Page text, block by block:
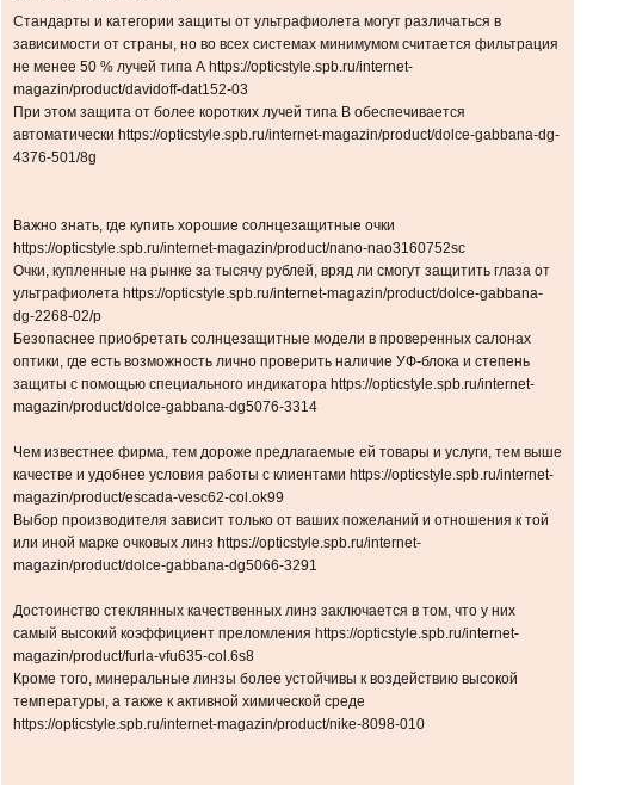
Стандарты и категории защиты от ультрафиолета могут различаться в
зависимости от страны, но во всех системах минимумом считается фильтрация
не менее 50 % лучей типа А https://opticstyle.spb.ru/internet-
magazin/product/davidoff-dat152-03
При этом защита от более коротких лучей типа В обеспечивается
автоматически https://opticstyle.spb.ru/internet-magazin/product/dolce-gabbana-dg-
4376-501/8g
Важно знать, где купить хорошие солнцезащитные очки
https://opticstyle.spb.ru/internet-magazin/product/nano-nao3160752sc
Очки, купленные на рынке за тысячу рублей, вряд ли смогут защитить глаза от
ультрафиолета https://opticstyle.spb.ru/internet-magazin/product/dolce-gabbana-
dg-2268-02/p
Безопаснее приобретать солнцезащитные модели в проверенных салонах
оптики, где есть возможность лично проверить наличие УФ-блока и степень
защиты с помощью специального индикатора https://opticstyle.spb.ru/internet-
magazin/product/dolce-gabbana-dg5076-3314
Чем известнее фирма, тем дороже предлагаемые ей товары и услуги, тем выше
качестве и удобнее условия работы с клиентами https://opticstyle.spb.ru/internet-
magazin/product/escada-vesc62-col.ok99
Выбор производителя зависит только от ваших пожеланий и отношения к той
или иной марке очковых линз https://opticstyle.spb.ru/internet-
magazin/product/dolce-gabbana-dg5066-3291
Достоинство стеклянных качественных линз заключается в том, что у них
самый высокий коэффициент преломления https://opticstyle.spb.ru/internet-
magazin/product/furla-vfu635-col.6s8
Кроме того, минеральные линзы более устойчивы к воздействию высокой
температуры, а также к активной химической среде
https://opticstyle.spb.ru/internet-magazin/product/nike-8098-010